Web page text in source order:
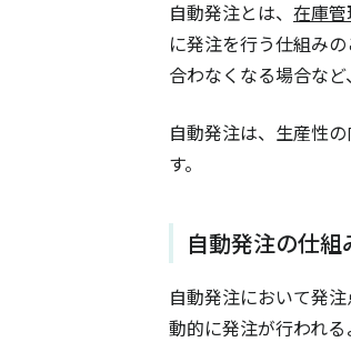
自動発注とは、 在庫管
に発注を行う仕組み
合わなくなる場合な
自動発注は、生産性
す。
自動発注の仕
自動発注において発
動的に発注が行われ